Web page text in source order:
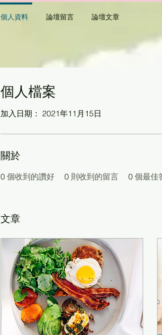
個人檔案
加入日期： 2021年11月15日
關於
0 個收到的讚好 0 則收到的留言 0 個最佳
文章
個人資料 論壇留言 論壇文章